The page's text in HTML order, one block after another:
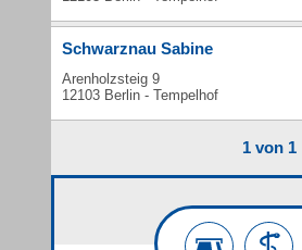
Schwarznau Sabine
Arenholzsteig 9
12103 Berlin - Tempelhof
1 von 1